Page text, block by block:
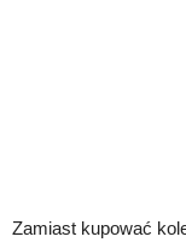
Zamiast kupować